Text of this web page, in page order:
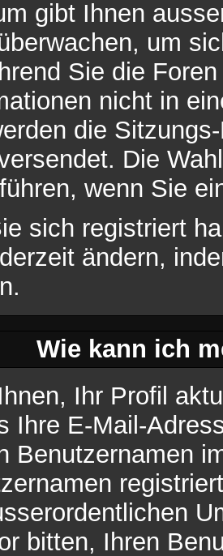
gibt Ihnen
um
Sie die
nicht in
die
Die
wenn Sie
sich registriert
ändern,
Wie kann ich
Ihr Profil
Ihre E-Mail-
Benutzernamen
bitten, Ihren